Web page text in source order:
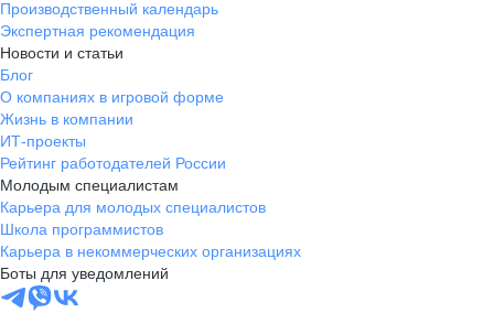
Производственный календарь
Экспертная рекомендация
Новости и статьи
Блог
О компаниях в игровой форме
Жизнь в компании
ИТ-проекты
Рейтинг работодателей России
Молодым специалистам
Карьера для молодых специалистов
Школа программистов
Карьера в некоммерческих организациях
Боты для уведомлений